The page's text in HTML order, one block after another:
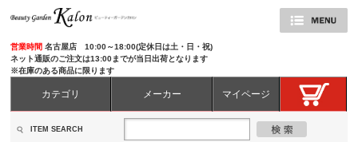
営業時間名古屋店 10:00～18:00(定休日は土・日・祝)
ネット通販のご注文は13:00までが当日出荷となります
※在庫のある商品に限ります
カテゴリ メーカー マイページ
ITEM SEARCH